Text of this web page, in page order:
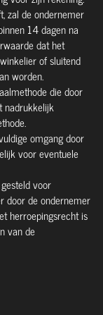
zal de ondernemer
14 dagen na
dat het
of sluitend
worden.
die door
nadrukkelijk
omgang door
voor eventuele
voor
door de ondernemer
herroepingsrecht is
van de